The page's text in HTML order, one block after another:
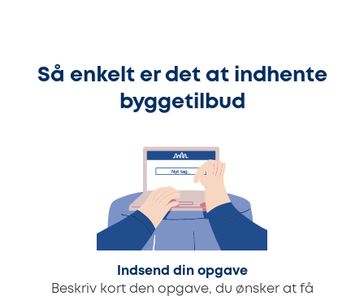
Så enkelt er det at indhente
byggetilbud
Indsend din opgave
Beskriv kort den opgave, du ønsker at få